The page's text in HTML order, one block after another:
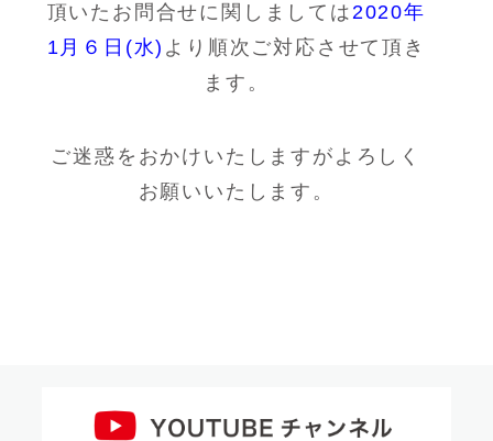
頂いたお問合せに関しましては2020年
1月６日(水) より順次ご対応させて頂き
ます。
ご迷惑をおかけいたしますがよろしく
お願いいたします。